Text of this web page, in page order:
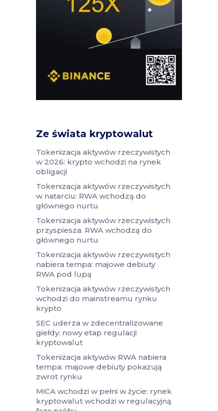
Ze świata kryptowalut
Tokenizacja aktywów rzeczywistych
w 2026: krypto wchodzi na rynek
obligacji
Tokenizacja aktywów rzeczywistych
w natarciu: RWA wchodzą do
głównego nurtu
Tokenizacja aktywów rzeczywistych
przyspiesza. RWA wchodzą do
głównego nurtu
Tokenizacja aktywów rzeczywistych
nabiera tempa: majowe debiuty
RWA pod lupą
Tokenizacja aktywów rzeczywistych
wchodzi do mainstreamu rynku
krypto
SEC uderza w zdecentralizowane
giełdy: nowy etap regulacji
kryptowalut
Tokenizacja aktywów RWA nabiera
tempa: majowe debiuty pokazują
zwrot rynku
MiCA wchodzi w pełni w życie: rynek
kryptowalut wchodzi w regulacyjną